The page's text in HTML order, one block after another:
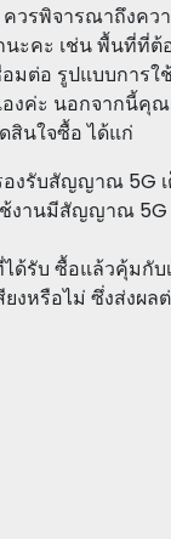
วรพิจารณาถึงคว
ะคะ เช่น พื้นที่ที่ต้
มต่อ รูปแบบการ
งค่ะ นอกจากนี้คุ
สินใจซื้อ ได้แก่
งรับสัญญาณ 5G
งานมีสัญญาณ 5G
ด้รับ ซื้อแล้วคุ้มกับ
งหรือไม่ ซึ่งส่งผล